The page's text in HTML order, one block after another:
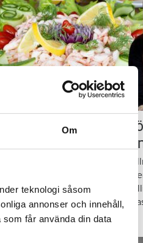
Om
teknologi såsom
annonser och innehåll,
får använda din data
älskar Victorias
trots den galna
i rader, krämiga
grönsaker. Det är basen i
smörgåstårta. Victoria
– och ändå
på självaste Messi.